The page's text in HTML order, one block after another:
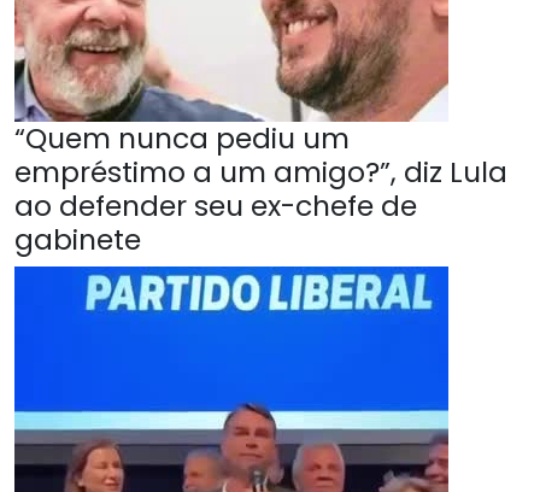
“Quem nunca pediu um
empréstimo a um amigo?”, diz Lula
ao defender seu ex-chefe de
gabinete